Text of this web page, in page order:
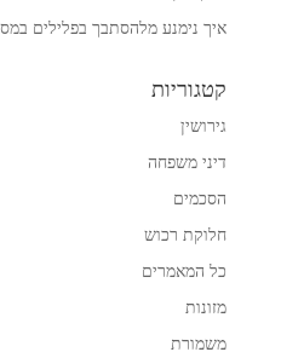
איך נימנע מלהסתבך בפלילים
קטגוריות
גירושין
דיני משפחה
הסכמים
חלוקת רכוש
כל המאמרים
מזונות
משמורת